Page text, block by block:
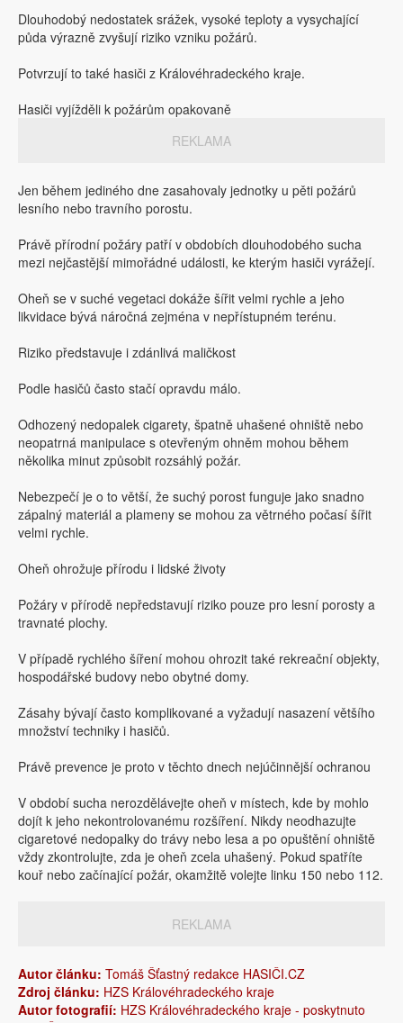
Dlouhodobý nedostatek srážek, vysoké teploty a vysychající
půda výrazně zvyšují riziko vzniku požárů.
Potvrzují to také hasiči z Královéhradeckého kraje.
Hasiči vyjížděli k požárům opakovaně
REKLAMA
Jen během jediného dne zasahovaly jednotky u pěti požárů
lesního nebo travního porostu.
Právě přírodní požáry patří v obdobích dlouhodobého sucha
mezi nejčastější mimořádné události, ke kterým hasiči vyrážejí.
Oheň se v suché vegetaci dokáže šířit velmi rychle a jeho
likvidace bývá náročná zejména v nepřístupném terénu.
Riziko představuje i zdánlivá maličkost
Podle hasičů často stačí opravdu málo.
Odhozený nedopalek cigarety, špatně uhašené ohniště nebo
neopatrná manipulace s otevřeným ohněm mohou během
několika minut způsobit rozsáhlý požár.
Nebezpečí je o to větší, že suchý porost funguje jako snadno
zápalný materiál a plameny se mohou za větrného počasí šířit
velmi rychle.
Oheň ohrožuje přírodu i lidské životy
Požáry v přírodě nepředstavují riziko pouze pro lesní porosty a
travnaté plochy.
V případě rychlého šíření mohou ohrozit také rekreační objekty,
hospodářské budovy nebo obytné domy.
Zásahy bývají často komplikované a vyžadují nasazení většího
množství techniky i hasičů.
Právě prevence je proto v těchto dnech nejúčinnější ochranou
V období sucha nerozdělávejte oheň v místech, kde by mohlo
dojít k jeho nekontrolovanému rozšíření. Nikdy neodhazujte
cigaretové nedopalky do trávy nebo lesa a po opuštění ohniště
vždy zkontrolujte, zda je oheň zcela uhašený. Pokud spatříte
kouř nebo začínající požár, okamžitě volejte linku 150 nebo 112.
REKLAMA
Autor článku: Tomáš Šťastný redakce HASIČI.CZ
Zdroj článku: HZS Královéhradeckého kraje
Autor fotografií: HZS Královéhradeckého kraje - poskytnuto